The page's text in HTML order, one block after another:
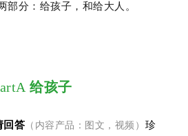
部分：给孩子，和给大人。
给孩子
回答 （内容产品：图文，视频） 珍